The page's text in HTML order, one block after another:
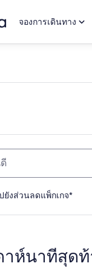
จองการเดินทาง
ยังส่วนลดแพ็กเกจ*
ห์นาทีสุดท้